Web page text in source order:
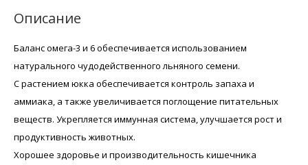
Описание
Баланс омега-3 и 6 обеспечивается использованием
натурального чудодейственного льняного семени.
С растением юкка обеспечивается контроль запаха и
аммиака, а также увеличивается поглощение питательных
веществ. Укрепляется иммунная система, улучшается рост и
продуктивность животных.
Хорошее здоровье и производительность кишечника